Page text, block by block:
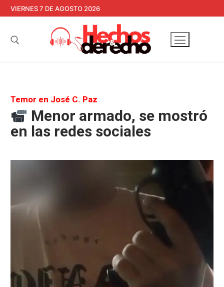
contenido
VIERNES 7 DE AGOSTO 2026
Temor en José C. Paz
Menor armado, se mostró
en las redes sociales